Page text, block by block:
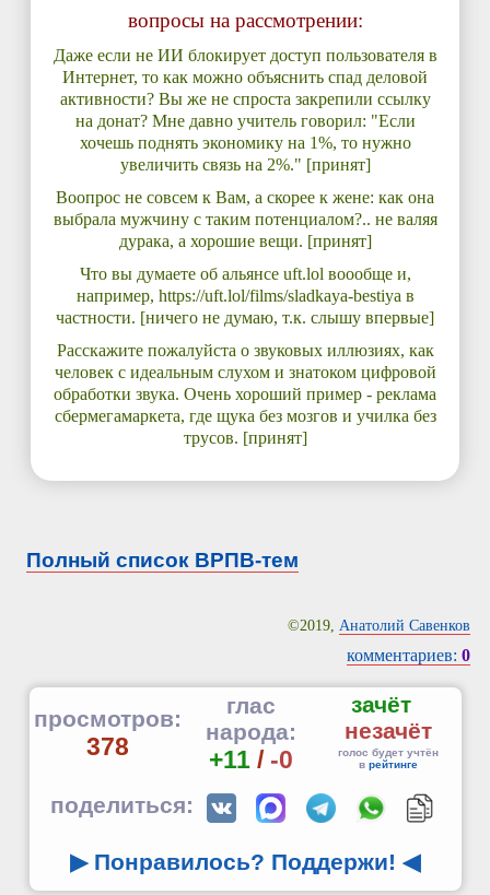
вопросы на рассмотрении:
Даже если не ИИ блокирует доступ пользователя в
Интернет, то как можно объяснить спад деловой
активности? Вы же не спроста закрепили ссылку
на донат? Мне давно учитель говорил: "Если
хочешь поднять экономику на 1%, то нужно
увеличить связь на 2%." [принят]
Воопрос не совсем к Вам, а скорее к жене: как она
выбрала мужчину с таким потенциалом?.. не валяя
дурака, а хорошие вещи. [принят]
Что вы думаете об альянсе uft.lol воообще и,
например, https://uft.lol/films/sladkaya-bestiya в
частности. [ничего не думаю, т.к. слышу впервые]
Расскажите пожалуйста о звуковых иллюзиях, как
человек с идеальным слухом и знатоком цифровой
обработки звука. Очень хороший пример - реклама
сбермегамаркета, где щука без мозгов и училка без
трусов. [принят]
Полный список ВРПВ-тем
©2019, Анатолий Савенков
комментариев: 0
просмотров:
378
глас
народа:
+11/ -0
зачёт
незачёт
голос будет учтён
в рейтинге
поделиться:
▶ Понравилось? Поддержи! ◀